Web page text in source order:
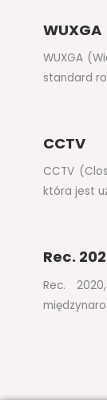
WUXGA
WUXGA
standard
CCTV
CCTV
która jest
Rec.
Rec.